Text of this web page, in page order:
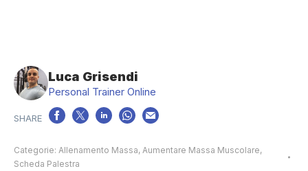
Luca Grisendi
Personal Trainer Online
Categorie: Allenamento Massa, Aumentare Massa Muscolare,
Scheda Palestra